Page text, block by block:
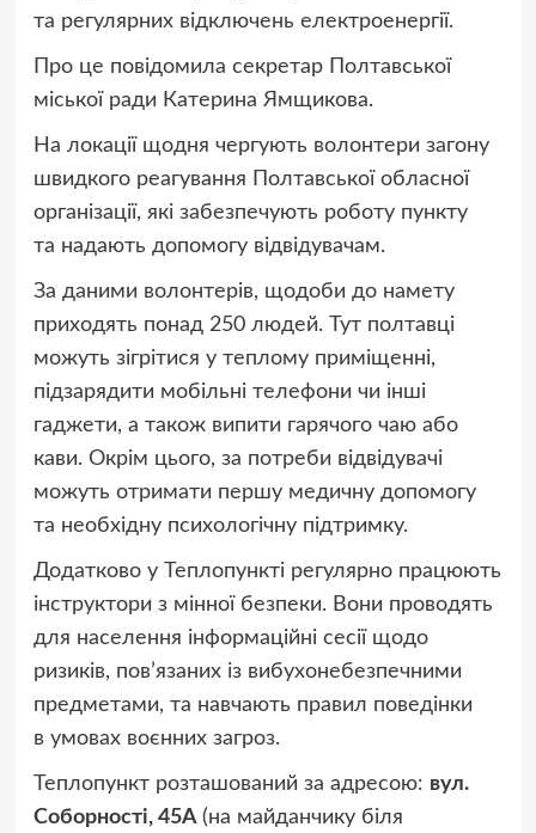
та регулярних відключень електроенергії.
Про це повідомила секретар Полтавської
міської ради Катерина Ямщикова.
На локації щодня чергують волонтери загону
швидкого реагування Полтавської обласної
організації, які забезпечують роботу пункту
та надають допомогу відвідувачам.
За даними волонтерів, щодоби до намету
приходять понад 250 людей. Тут полтавці
можуть зігрітися у теплому приміщенні,
підзарядити мобільні телефони чи інші
гаджети, а також випити гарячого чаю або
кави. Окрім цього, за потреби відвідувачі
можуть отримати першу медичну допомогу
та необхідну психологічну підтримку.
Додатково у Теплопункті регулярно працюють
інструктори з мінної безпеки. Вони проводять
для населення інформаційні сесії щодо
ризиків, пов’язаних із вибухонебезпечними
предметами, та навчають правил поведінки
в умовах воєнних загроз.
Теплопункт розташований за адресою: вул.
Соборності, 45А(на майданчику біля